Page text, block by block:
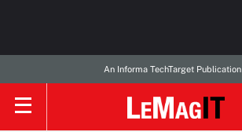
An Informa TechTarget Publication